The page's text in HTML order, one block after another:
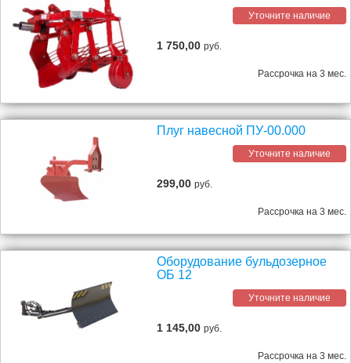
Уточните наличие
1 750,00руб.
Рассрочка на 3 мес.
Плуг навесной ПУ-00.000
Уточните наличие
299,00руб.
Рассрочка на 3 мес.
Оборудование бульдозерное
ОБ 12
Уточните наличие
1 145,00руб.
Рассрочка на 3 мес.